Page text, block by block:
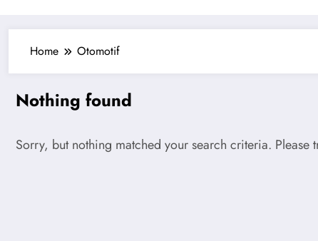
Home Otomotif
Nothing found
Sorry, but nothing matched your search criteria.